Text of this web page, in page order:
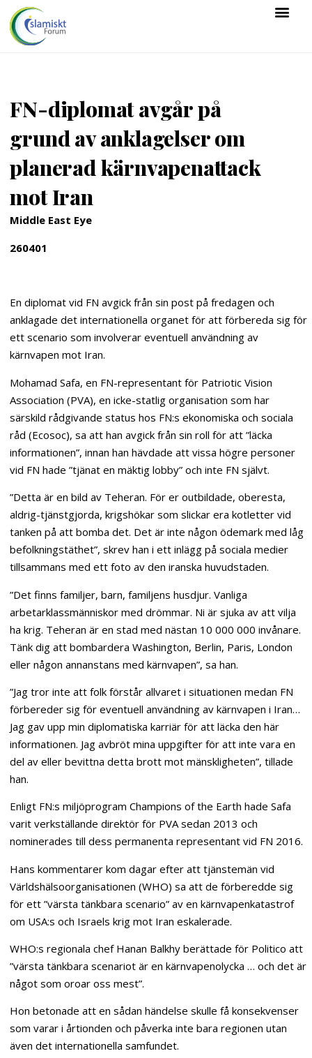
FN-diplomat avgår på
grund av anklagelser om
planerad kärnvapenattack
mot Iran
Middle East Eye
260401
En diplomat vid FN avgick från sin post på fredagen och
anklagade det internationella organet för att förbereda sig för
ett scenario som involverar eventuell användning av
kärnvapen mot Iran.
Mohamad Safa, en FN-representant för Patriotic Vision
Association (PVA), en icke-statlig organisation som har
särskild rådgivande status hos FN:s ekonomiska och sociala
råd (Ecosoc), sa att han avgick från sin roll för att ”läcka
informationen”, innan han hävdade att vissa högre personer
vid FN hade ”tjänat en mäktig lobby” och inte FN självt.
”Detta är en bild av Teheran. För er outbildade, oberesta,
aldrig-tjänstgjorda, krigshökar som slickar era kotletter vid
tanken på att bomba det. Det är inte någon ödemark med låg
befolkningstäthet”, skrev han i ett inlägg på sociala medier
tillsammans med ett foto av den iranska huvudstaden.
”Det finns familjer, barn, familjens husdjur. Vanliga
arbetarklassmänniskor med drömmar. Ni är sjuka av att vilja
ha krig. Teheran är en stad med nästan 10 000 000 invånare.
Tänk dig att bombardera Washington, Berlin, Paris, London
eller någon annanstans med kärnvapen”, sa han.
”Jag tror inte att folk förstår allvaret i situationen medan FN
förbereder sig för eventuell användning av kärnvapen i Iran…
Jag gav upp min diplomatiska karriär för att läcka den här
informationen. Jag avbröt mina uppgifter för att inte vara en
del av eller bevittna detta brott mot mänskligheten”, tillade
han.
Enligt FN:s miljöprogram Champions of the Earth hade Safa
varit verkställande direktör för PVA sedan 2013 och
nominerades till dess permanenta representant vid FN 2016.
Hans kommentarer kom dagar efter att tjänstemän vid
Världshälsoorganisationen (WHO) sa att de förberedde sig
för ett ”värsta tänkbara scenario” av en kärnvapenkatastrof
om USA:s och Israels krig mot Iran eskalerade.
WHO:s regionala chef Hanan Balkhy berättade för Politico att
”värsta tänkbara scenariot är en kärnvapenolycka … och det är
något som oroar oss mest”.
Hon betonade att en sådan händelse skulle få konsekvenser
som varar i årtionden och påverka inte bara regionen utan
även det internationella samfundet.